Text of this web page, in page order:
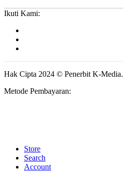
Ikuti Kami:
Hak Cipta 2024 © Penerbit K-Media.
Metode Pembayaran:
Store
Search
Account